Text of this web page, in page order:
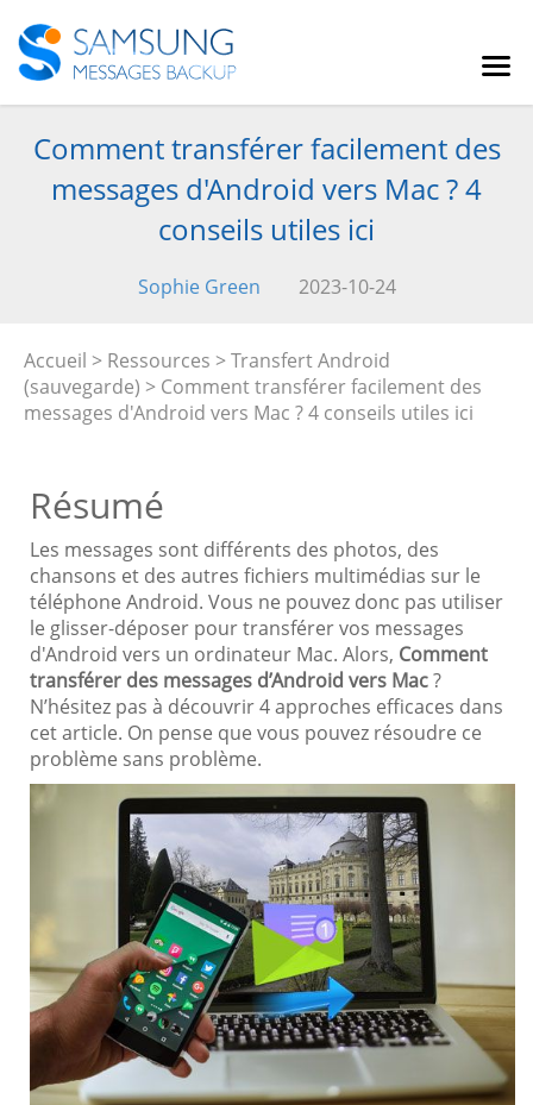
Comment transférer facilement des
messages d'Android vers Mac ? 4
conseils utiles ici
Sophie Green 2023-10-24
Accueil > Ressources >Transfert Android
(sauvegarde) > Comment transférer facilement des
messages d'Android vers Mac ? 4 conseils utiles ici
Résumé
Les messages sont différents des photos, des
chansons et des autres fichiers multimédias sur le
téléphone Android. Vous ne pouvez donc pas utiliser
le glisser-déposer pour transférer vos messages
d'Android vers un ordinateur Mac. Alors, Comment
transférer des messages d’Android vers Mac?
N’hésitez pas à découvrir 4 approches efficaces dans
cet article. On pense que vous pouvez résoudre ce
problème sans problème.